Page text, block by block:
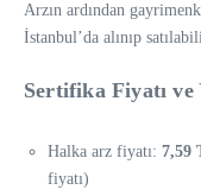
Arzın ardından
İstanbul’da alınıp
Sertifika Fiyatı ve
Halka arz fiyatı: 7,59
fiyatı)